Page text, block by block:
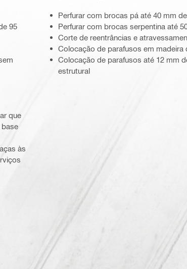
95
que
base
às
Perfurar com brocas pá até 40 mm
Perfurar com brocas serpentina até
Corte de reentrâncias e
Colocação de parafusos em madeira
Colocação de parafusos até 12 mm
estrutural